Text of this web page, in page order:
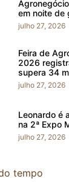
em noite de
julho 27, 2026
Feira de
2026
supera 34
julho 27, 2026
Leonardo é
na 2ª Expo
julho 27, 2026